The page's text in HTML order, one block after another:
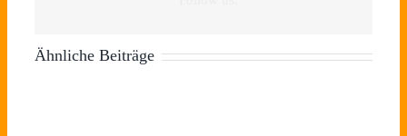
Ähnliche Beiträge